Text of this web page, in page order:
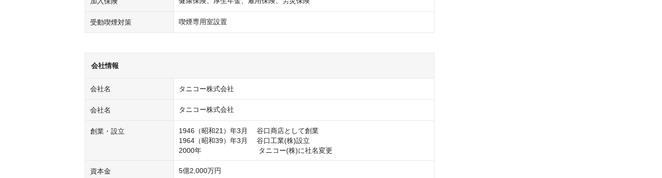
受動喫煙対策 喫煙専用室設置
会社情報
会社名 タニコー株式会社
会社名 タニコー株式会社
創業・設立
1946（昭和21）年3月 　谷口商店として創業
1964（昭和39）年3月 　谷口工業(株)設立
資本金 5億2,000万円